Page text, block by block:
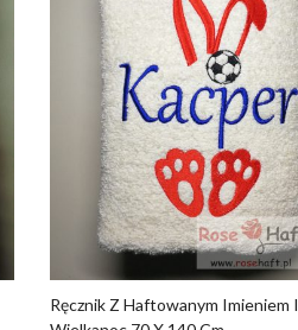
Ręcznik Z Haftowanym Imieniem